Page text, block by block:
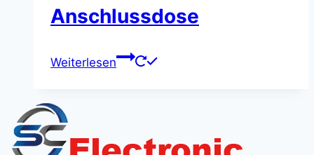
Anschlussdose
Weiterlesen